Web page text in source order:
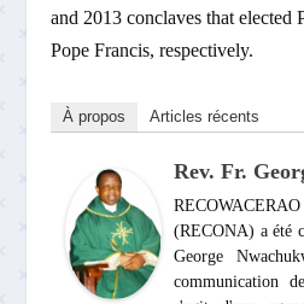
and 2013 conclaves that
Pope Francis, respectively.
À propos Articles récents
Rev. Fr.
(RECONA) a été
George
communication